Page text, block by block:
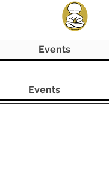
Events
Events